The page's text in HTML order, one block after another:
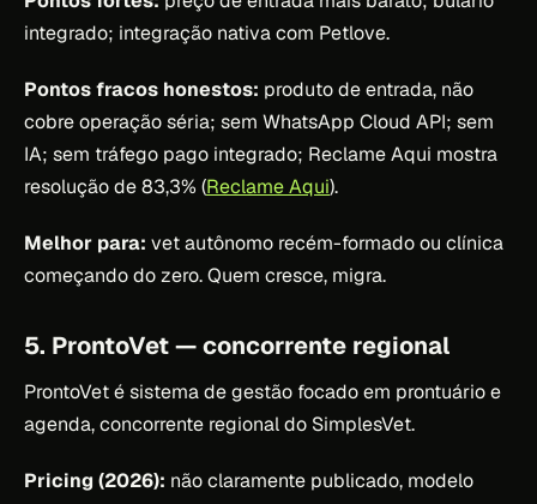
integrado; integração nativa com Petlove.
Pontos fracos honestos: produto de entrada, não
cobre operação séria; sem WhatsApp Cloud API; sem
IA; sem tráfego pago integrado; Reclame Aqui mostra
resolução de 83,3% (Reclame Aqui).
Melhor para: vet autônomo recém-formado ou clínica
começando do zero. Quem cresce, migra.
5. ProntoVet — concorrente regional
ProntoVet é sistema de gestão focado em prontuário e
agenda, concorrente regional do SimplesVet.
Pricing (2026): não claramente publicado, modelo